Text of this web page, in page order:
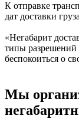
К отправке
дат доставки груза
«Негабарит
типы разрешений
беспокоиться о
Мы